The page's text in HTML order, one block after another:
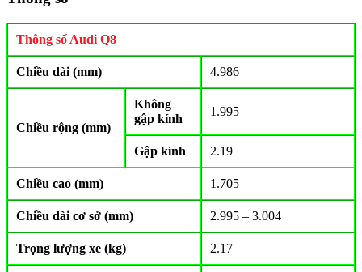
Thông số Audi Q8
Chiều dài (mm) 4.986
Chiều rộng (mm)
Không
gập kính
1.995
Gập kính 2.19
Chiều cao (mm) 1.705
Chiều dài cơ sở (mm) 2.995 – 3.004
Trọng lượng xe (kg) 2.17